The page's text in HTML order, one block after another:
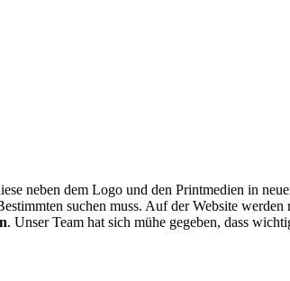
neben dem Logo und den Printmedien in
suchen muss. Auf der Website
. Unser Team hat sich mühe gegeben, dass